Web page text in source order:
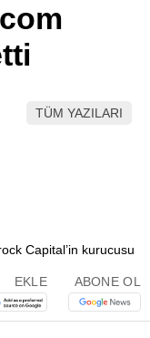
TikTok
TÜM YAZILARI
EKLE ABONE OL